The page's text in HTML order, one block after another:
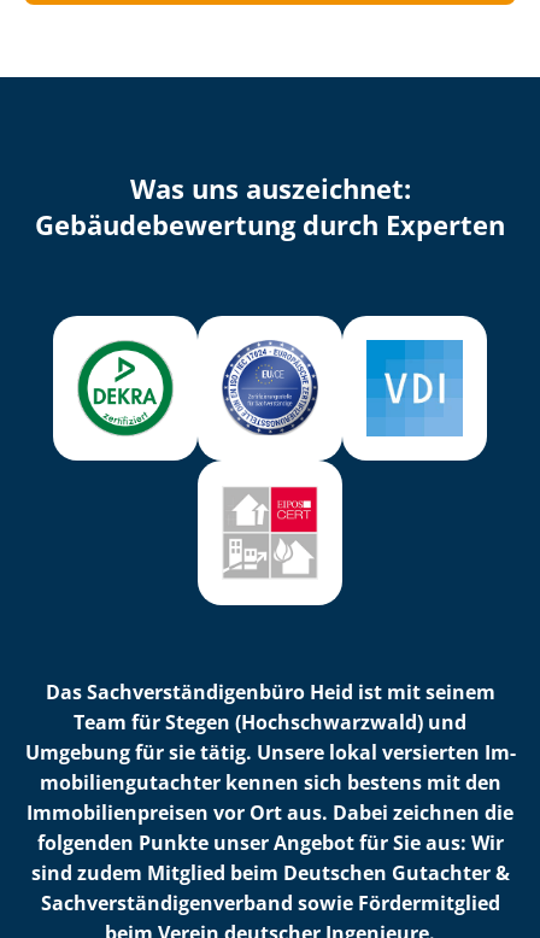
Was uns auszeichnet:
Ge­bäu­de­be­wer­tung durch Experten
Das Sach­ver­stän­di­gen­bü­ro Heid ist mit seinem
Team für Stegen (Hochschwarzwald) und
Umgebung für sie tätig. Unsere lokal versierten Im­
mo­bi­li­en­gut­ach­ter kennen sich bestens mit den
Im­mo­bi­li­en­prei­sen vor Ort aus. Dabei zeichnen die
folgenden Punkte unser Angebot für Sie aus: Wir
sind zudem Mitglied beim Deutschen Gutachter &
Sach­ver­stän­di­gen­ver­band sowie Fördermitglied